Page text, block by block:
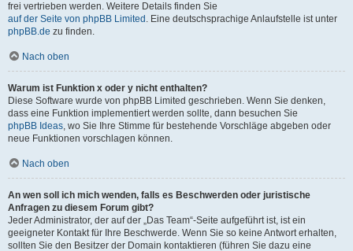
frei vertrieben werden. Weitere Details finden Sie
auf der Seite von phpBB Limited . Eine deutschsprachige Anlaufstelle ist unter
phpBB.de zu finden.
Nach oben
Warum ist Funktion x oder y nicht enthalten?
Diese Software wurde von phpBB Limited geschrieben. Wenn Sie denken,
dass eine Funktion implementiert werden sollte, dann besuchen Sie
phpBB Ideas, wo Sie Ihre Stimme für bestehende Vorschläge abgeben oder
neue Funktionen vorschlagen können.
Nach oben
An wen soll ich mich wenden, falls es Beschwerden oder juristische
Anfragen zu diesem Forum gibt?
Jeder Administrator, der auf der „Das Team“-Seite aufgeführt ist, ist ein
geeigneter Kontakt für Ihre Beschwerde. Wenn Sie so keine Antwort erhalten,
sollten Sie den Besitzer der Domain kontaktieren (führen Sie dazu eine